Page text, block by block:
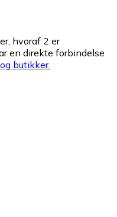
hvoraf 2 er
en direkte forbindelse
butikker.